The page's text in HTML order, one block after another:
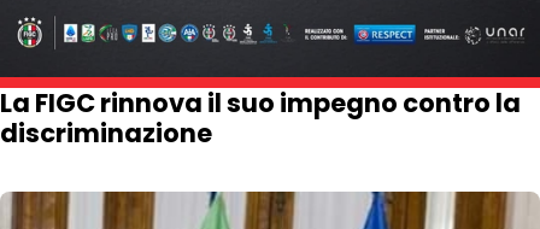
La FIGC rinnova il suo impegno contro la
discriminazione